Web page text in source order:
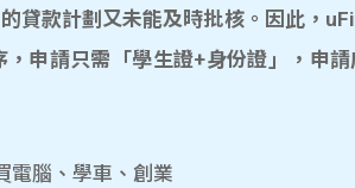
貸款計劃又未能及時批核。因此，
申請只需「學生證+身份證」，申
電腦、學車、創業